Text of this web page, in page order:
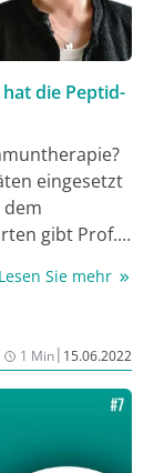
die Peptid-
eingesetzt
gibt Prof.
und
mit
Lesen Sie mehr
1 Min| 15.06.2022